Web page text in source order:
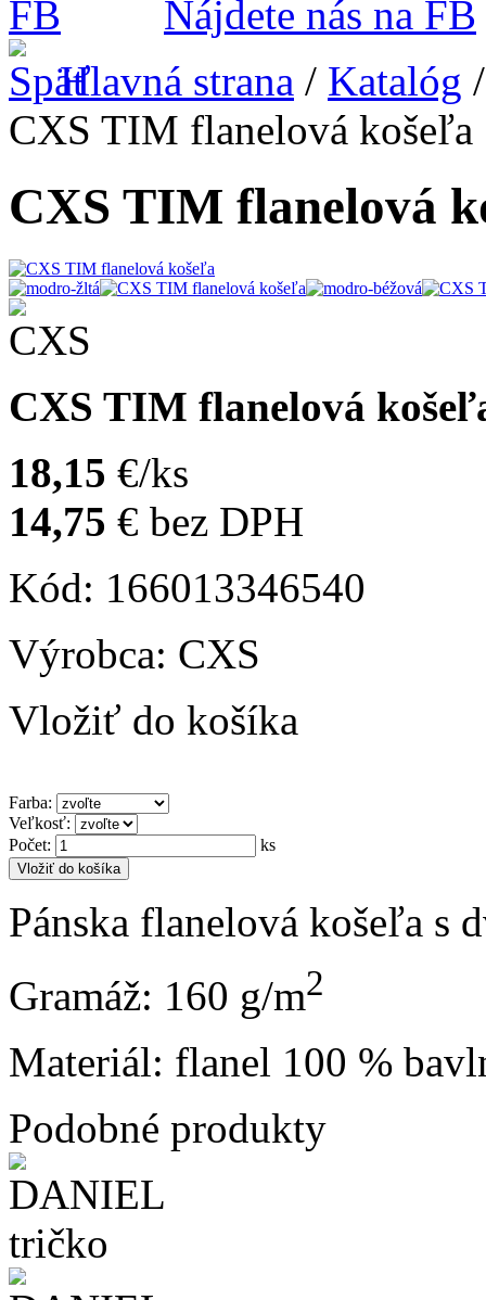
Nájdete nás na FB
Hlavná strana / Katalóg
CXS TIM flanelová košeľa
CXS TIM flanelová
CXS TIM flanelová
18,15 €/ks
14,75 € bez DPH
Kód: 166013346540
Výrobca: CXS
Vložiť do košíka
Farba:
Veľkosť:
Počet: ks
Vložiť do košíka
Pánska flanelová košeľa s
Gramáž: 160 g/m2
Materiál: flanel 100 %
Podobné produkty